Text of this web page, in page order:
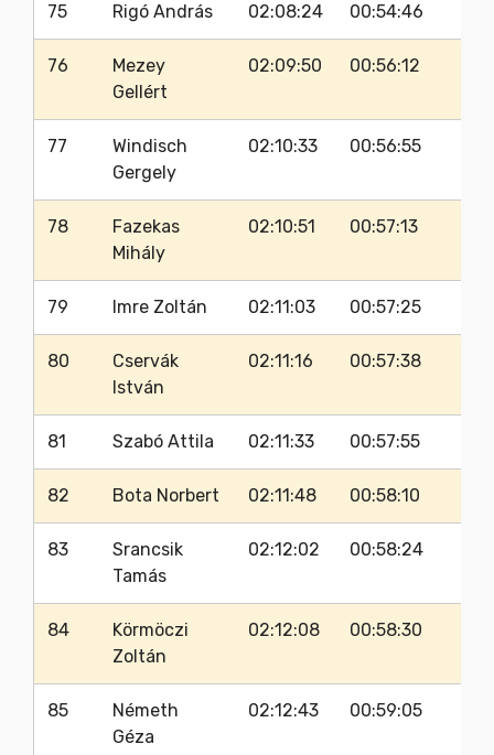
75 Rigó András 02:08:24 00:54:46
76
Mezey
Gellért
02:09:50 00:56:12
77
Windisch
Gergely
02:10:33 00:56:55
78
Fazekas
Mihály
02:10:51 00:57:13
79 Imre Zoltán 02:11:03 00:57:25
80
Cservák
István
02:11:16 00:57:38
81 Szabó Attila 02:11:33 00:57:55
82 Bota Norbert 02:11:48 00:58:10
83
Srancsik
Tamás
02:12:02 00:58:24
84
Körmöczi
Zoltán
02:12:08 00:58:30
85
Németh
Géza
02:12:43 00:59:05